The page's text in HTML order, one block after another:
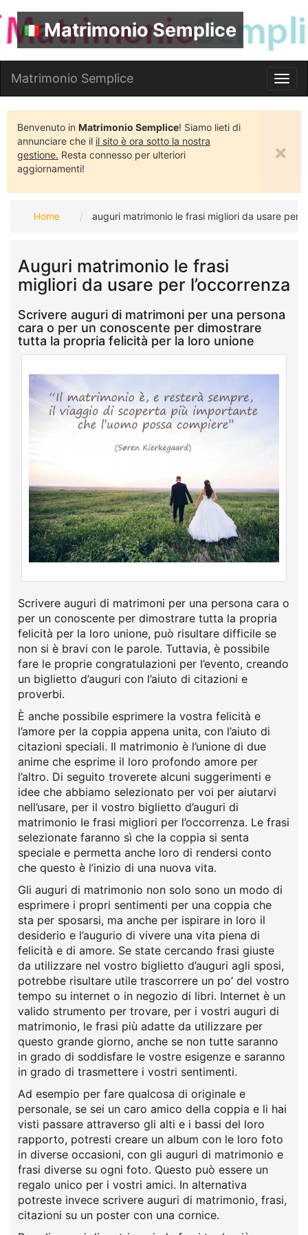
Matrimonio Semplice
Matrimonio Semplice
Benvenuto in Matrimonio Semplice! Siamo lieti di
annunciare che il il sito è ora sotto la nostra
gestione. Resta connesso per ulteriori
aggiornamenti!
×
Home auguri matrimonio le frasi migliori da usare per
Auguri matrimonio le frasi
migliori da usare per l’occorrenza
Scrivere auguri di matrimoni per una persona
cara o per un conoscente per dimostrare
tutta la propria felicità per la loro unione
Scrivere auguri di matrimoni per una persona cara o
per un conoscente per dimostrare tutta la propria
felicità per la loro unione, può risultare difficile se
non si è bravi con le parole. Tuttavia, è possibile
fare le proprie congratulazioni per l’evento, creando
un biglietto d’auguri con l’aiuto di citazioni e
proverbi.
È anche possibile esprimere la vostra felicità e
l’amore per la coppia appena unita, con l’aiuto di
citazioni speciali. Il matrimonio è l’unione di due
anime che esprime il loro profondo amore per
l’altro. Di seguito troverete alcuni suggerimenti e
idee che abbiamo selezionato per voi per aiutarvi
nell’usare, per il vostro biglietto d’auguri di
matrimonio Ie frasi migliori per l’occorrenza. Le frasi
selezionate faranno sì che la coppia si senta
speciale e permetta anche loro di rendersi conto
che questo è l’inizio di una nuova vita.
Gli auguri di matrimonio non solo sono un modo di
esprimere i propri sentimenti per una coppia che
sta per sposarsi, ma anche per ispirare in loro il
desiderio e l’augurio di vivere una vita piena di
felicità e di amore. Se state cercando frasi giuste
da utilizzare nel vostro biglietto d’auguri agli sposi,
potrebbe risultare utile trascorrere un po’ del vostro
tempo su internet o in negozio di libri. Internet è un
valido strumento per trovare, per i vostri auguri di
matrimonio, le frasi più adatte da utilizzare per
questo grande giorno, anche se non tutte saranno
in grado di soddisfare le vostre esigenze e saranno
in grado di trasmettere i vostri sentimenti.
Ad esempio per fare qualcosa di originale e
personale, se sei un caro amico della coppia e li hai
visti passare attraverso gli alti e i bassi del loro
rapporto, potresti creare un album con le loro foto
in diverse occasioni, con gli auguri di matrimonio e
frasi diverse su ogni foto. Questo può essere un
regalo unico per i vostri amici. In alternativa
potreste invece scrivere auguri di matrimonio, frasi,
citazioni su un poster con una cornice.